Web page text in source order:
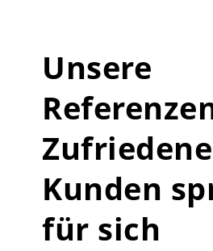
Unsere
Zufriedene
Kunden
für sich